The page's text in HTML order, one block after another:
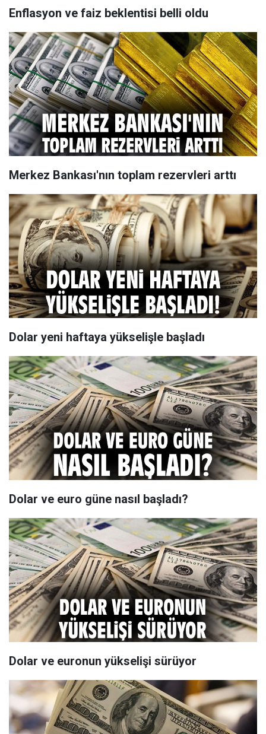
Enflasyon ve faiz beklentisi belli oldu
Merkez Bankası'nın toplam rezervleri arttı
Dolar yeni haftaya yükselişle başladı
Dolar ve euro güne nasıl başladı?
Dolar ve euronun yükselişi sürüyor